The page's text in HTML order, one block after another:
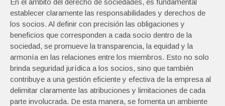
En el ámbito del derecho de sociedades, es fundamental
establecer claramente las responsabilidades y derechos de
los socios. Al definir con precisión las obligaciones y
beneficios que corresponden a cada socio dentro de la
sociedad, se promueve la transparencia, la equidad y la
armonía en las relaciones entre los miembros. Esto no solo
brinda seguridad jurídica a los socios, sino que también
contribuye a una gestión eficiente y efectiva de la empresa al
delimitar claramente las atribuciones y limitaciones de cada
parte involucrada. De esta manera, se fomenta un ambiente